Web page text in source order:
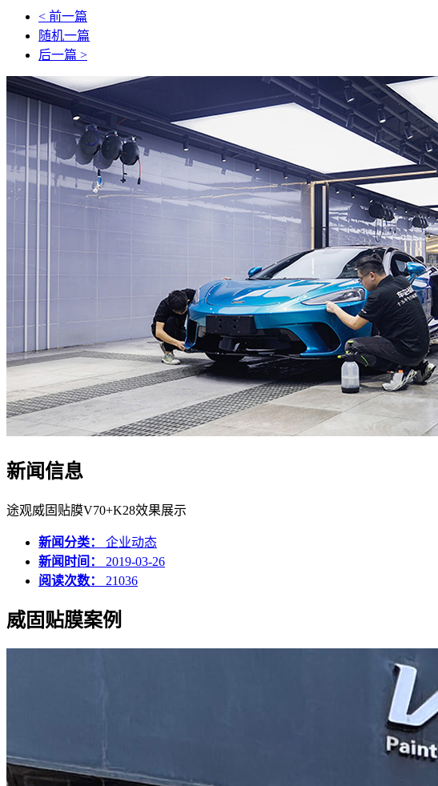
< 前一篇
随机一篇
后一篇 >
新闻信息
途观威固贴膜V70+K28效果展示
新闻分类： 企业动态
新闻时间： 2019-03-26
阅读次数： 21036
威固贴膜案例